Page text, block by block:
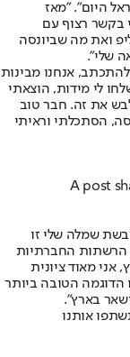
היום". "מאז
בקשר רצוף עם
ואת מה שביונסה
שלי".
אנחנו מבינות
לי מידות, הוצאתי
את זה. חבר טוב
הסתכלתי וראיתי
A post
שמלה שלי זו
הרשתות החברתיות
אני מאוד ציונית
הדוגמה הטובה ביותר
בארץ".
אותנו